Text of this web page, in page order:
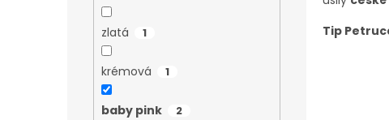
zlatá 1
krémová 1
baby pink 2
Tip